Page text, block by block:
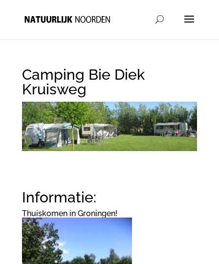
Camping Bie Diek
Kruisweg
Informatie:
Thuiskomen in Groningen!